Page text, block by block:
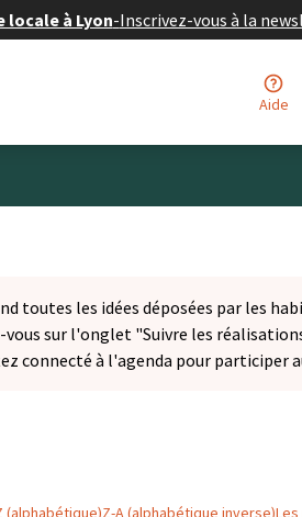
à Lyon-Inscrivez-vous à la
Aide
toutes les idées déposées par les
sur l'onglet "Suivre les
connecté à l'agenda pour participer
(alphabétique)Z-A (alphabétique inverse)